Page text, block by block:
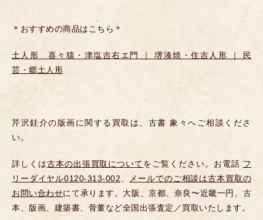
＊おすすめの商品はこちら＊
土人形 喜々猿・津塩吉右エ門 ｜ 堺湊焼・住吉人形 ｜ 民
芸・郷土人形
芹沢銈介の版画に関する買取は、古書 象々へご相談くださ
い。
詳しくは古本の出張買取についてをご覧ください。お電話フ
リーダイヤル0120-313-002、
メールでのご相談は古本買取の
お問い合わせにて承ります。大阪、京都、奈良〜近畿一円、古
本、版画、建築書、骨董など全国出張査定／買取いたします。